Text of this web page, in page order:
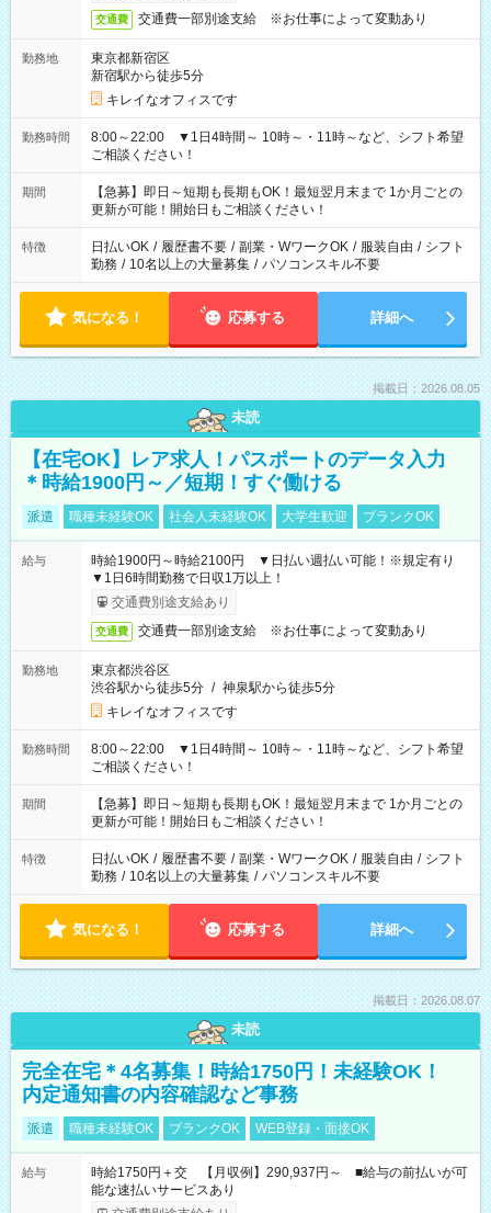
交通費 交通費一部別途支給 ※お仕事によって変動あり
勤務地
東京都新宿区
新宿駅から徒歩5分
キレイなオフィスです
勤務時間
8:00～22:00 ▼1日4時間～ 10時～・11時～など、シフト希望
ご相談ください！
期間
【急募】即日～短期も長期もOK！最短翌月末まで 1か月ごとの
更新が可能！開始日もご相談ください！
特徴 日払いOK / 履歴書不要 / 副業・WワークOK / 服装自由 / シフト
勤務 / 10名以上の大量募集 / パソコンスキル不要
気になる！ 応募する 詳細へ
掲載日：2026.08.05
未読
【在宅OK】レア求人！パスポートのデータ入力
＊時給1900円～／短期！すぐ働ける
派遣 職種未経験OK 社会人未経験OK 大学生歓迎 ブランクOK
給与
時給1900円～時給2100円 ▼日払い週払い可能！※規定有り
▼1日6時間勤務で日収1万以上！
交通費別途支給あり
交通費 交通費一部別途支給 ※お仕事によって変動あり
勤務地
東京都渋谷区
渋谷駅から徒歩5分 / 神泉駅から徒歩5分
キレイなオフィスです
勤務時間
8:00～22:00 ▼1日4時間～ 10時～・11時～など、シフト希望
ご相談ください！
期間
【急募】即日～短期も長期もOK！最短翌月末まで 1か月ごとの
更新が可能！開始日もご相談ください！
特徴 日払いOK / 履歴書不要 / 副業・WワークOK / 服装自由 / シフト
勤務 / 10名以上の大量募集 / パソコンスキル不要
気になる！ 応募する 詳細へ
掲載日：2026.08.07
未読
完全在宅＊4名募集！時給1750円！未経験OK！
内定通知書の内容確認など事務
派遣 職種未経験OK ブランクOK WEB登録・面接OK
給与
時給1750円＋交 【月収例】290,937円～ ■給与の前払いが可
能な速払いサービスあり